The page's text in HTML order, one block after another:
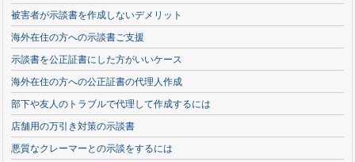
被害者が示談書を作成しないデメリット
海外在住の方への示談書ご支援
示談書を公正証書にした方がいいケース
海外在住の方への公正証書の代理人作成
部下や友人のトラブルで代理して作成するには
店舗用の万引き対策の示談書
悪質なクレーマーとの示談をするには